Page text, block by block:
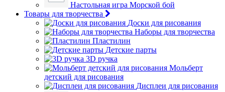
Настольная игра Морской бой
Товары для творчества
Доски для рисования
Наборы для творчества
Пластилин
Детские парты
3D ручка
Мольберт
детский для рисования
Дисплеи для рисования